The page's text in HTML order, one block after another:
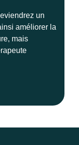
un
améliorer la
mais